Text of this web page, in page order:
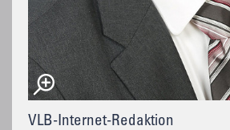
VLB-Internet-Redaktion